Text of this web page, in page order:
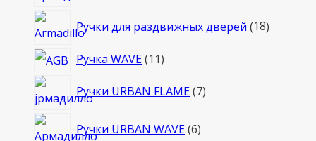
Ручки для раздвижных дверей 1818
Ручка WAVE 1111
Ручки URBAN FLAME 77
Ручки URBAN WAVE 66